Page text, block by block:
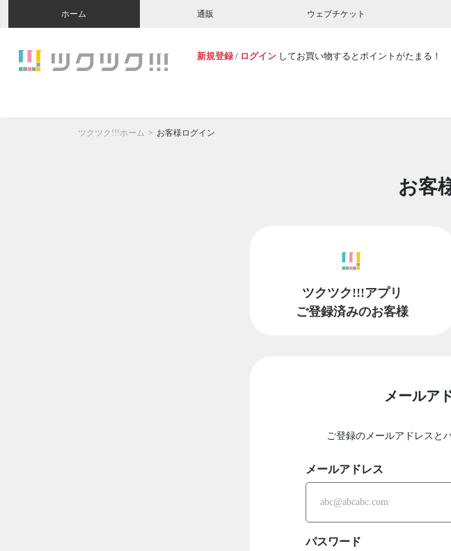
ホーム 通販 ウェブチケット
新規登録 / ログイン してお買い物するとポイントがたまる！
ツクツク!!!ホーム お客様ログイン
お客
ツクツク!!!アプリ
ご登録済みのお客様
メールア
ご登録のメールアドレスと
メールアドレス
パスワード